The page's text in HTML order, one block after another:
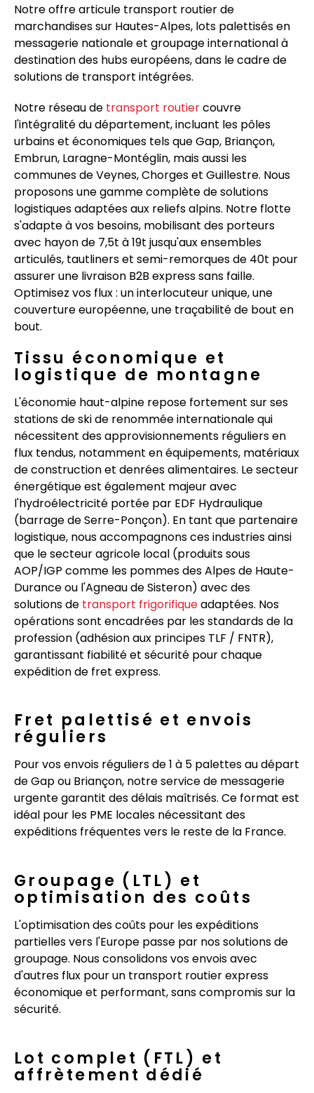
Notre offre articule transport routier de
marchandises sur Hautes-Alpes, lots palettisés en
messagerie nationale et groupage international à
destination des hubs européens, dans le cadre de
solutions de transport intégrées.
Notre réseau de transport routiercouvre
l'intégralité du département, incluant les pôles
urbains et économiques tels que Gap, Briançon,
Embrun, Laragne-Montéglin, mais aussi les
communes de Veynes, Chorges et Guillestre. Nous
proposons une gamme complète de solutions
logistiques adaptées aux reliefs alpins. Notre flotte
s'adapte à vos besoins, mobilisant des porteurs
avec hayon de 7,5t à 19t jusqu'aux ensembles
articulés, tautliners et semi-remorques de 40t pour
assurer une livraison B2B express sans faille.
Optimisez vos flux : un interlocuteur unique, une
couverture européenne, une traçabilité de bout en
bout.
Tissu économique et
logistique de montagne
L'économie haut-alpine repose fortement sur ses
stations de ski de renommée internationale qui
nécessitent des approvisionnements réguliers en
flux tendus, notamment en équipements, matériaux
de construction et denrées alimentaires. Le secteur
énergétique est également majeur avec
l'hydroélectricité portée par EDF Hydraulique
(barrage de Serre-Ponçon). En tant que partenaire
logistique, nous accompagnons ces industries ainsi
que le secteur agricole local (produits sous
AOP/IGP comme les pommes des Alpes de Haute-
Durance ou l'Agneau de Sisteron) avec des
solutions de transport frigorifiqueadaptées. Nos
opérations sont encadrées par les standards de la
profession (adhésion aux principes TLF / FNTR),
garantissant fiabilité et sécurité pour chaque
expédition de fret express.
Fret palettisé et envois
réguliers
Pour vos envois réguliers de 1 à 5 palettes au départ
de Gap ou Briançon, notre service de messagerie
urgente garantit des délais maîtrisés. Ce format est
idéal pour les PME locales nécessitant des
expéditions fréquentes vers le reste de la France.
Groupage (LTL) et
optimisation des coûts
L'optimisation des coûts pour les expéditions
partielles vers l'Europe passe par nos solutions de
groupage. Nous consolidons vos envois avec
d'autres flux pour un transport routier express
économique et performant, sans compromis sur la
sécurité.
Lot complet (FTL) et
affrètement dédié